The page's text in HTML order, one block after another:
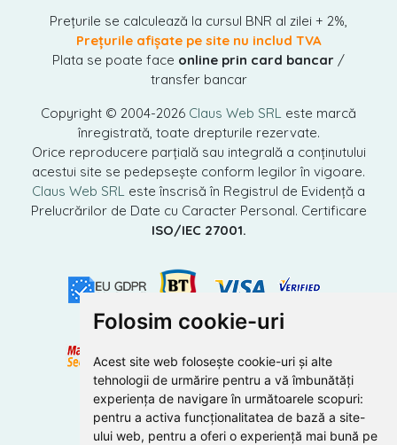
Folosim cookie-uri
Acest site web folosește cookie-uri și alte
tehnologii de urmărire pentru a vă îmbunătăți
experiența de navigare în următoarele scopuri:
pentru a activa funcționalitatea de bază a site-
ului web, pentru a oferi o experiență mai bună pe
Prețurile se calculează la cursul BNR al zilei + 2%,
Prețurile afișate pe site nu includ TVA
Plata se poate face online prin card bancar /
transfer bancar
Copyright © 2004-2026 Claus Web SRL este marcă
înregistrată, toate drepturile rezervate.
Orice reproducere parțială sau integrală a conținutului
acestui site se pedepsește conform legilor în vigoare.
Claus Web SRL este înscrisă în Registrul de Evidență a
Prelucrărilor de Date cu Caracter Personal. Certificare
ISO/IEC 27001.